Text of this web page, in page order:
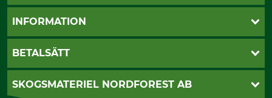
Öppettider
Vanliga frågor
INFORMATION
Butik Vansbro
BETALSÄTT
Klarna
Faktura
SKOGSMATERIEL NORDFOREST AB